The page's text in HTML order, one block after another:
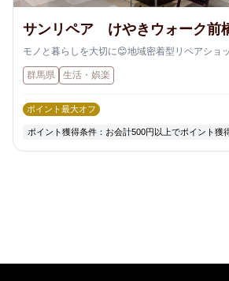
サンリペア けやきウォーク前
モノと暮らしを大切に😊地域密着型リペアショ
群馬県 生活・娯楽
ポイント最大オフ
ポイント獲得条件：お会計500円以上でポイント獲